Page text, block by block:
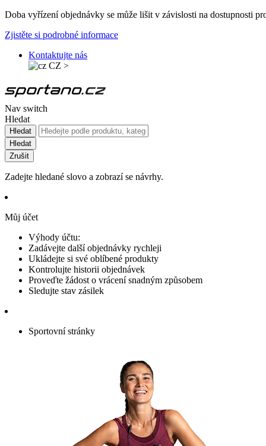
Doba vyřízení objednávky se může lišit v závislosti na dostupnosti
Zjistěte si podrobné informace
Kontaktujte nás
CZ >
Nav switch
Hledat
Hledat
Hledat
Zrušit
Zadejte hledané slovo a zobrazí se návrhy.
Můj účet
Výhody účtu:
Zadávejte další objednávky rychleji
Ukládejte si své oblíbené produkty
Kontrolujte historii objednávek
Proveďte žádost o vrácení snadným způsobem
Sledujte stav zásilek
Sportovní stránky